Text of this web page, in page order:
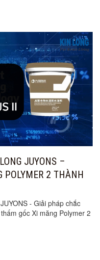
JUYONS –
POLYMER 2 THÀNH
- Giải pháp chắc
gốc Xi măng Polymer 2